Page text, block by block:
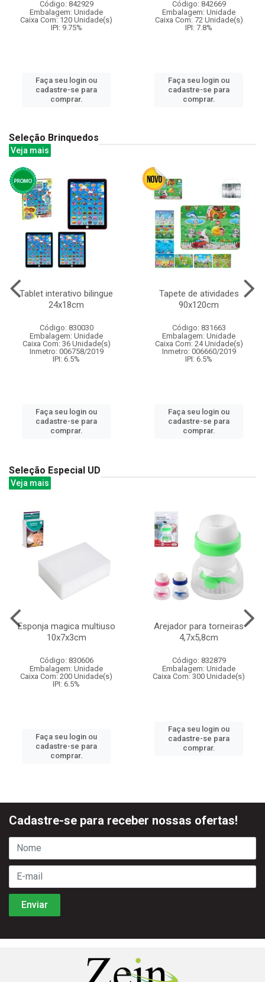
Código: 842929
Embalagem: Unidade
Caixa Com: 120 Unidade(s)
IPI: 9.75%
Faça seu login ou
cadastre-se para
comprar.
Código: 842669
Embalagem: Unidade
Caixa Com: 72 Unidade(s)
IPI: 7.8%
Faça seu login ou
cadastre-se para
comprar.
Seleção Brinquedos
Veja mais
Tablet interativo bilingue
24x18cm
Código: 830030
Embalagem: Unidade
Caixa Com: 36 Unidade(s)
Inmetro: 006758/2019
IPI: 6.5%
Faça seu login ou
cadastre-se para
comprar.
Tapete de atividades
90x120cm
Código: 831663
Embalagem: Unidade
Caixa Com: 24 Unidade(s)
Inmetro: 006660/2019
IPI: 6.5%
Faça seu login ou
cadastre-se para
comprar.
Seleção Especial UD
Veja mais
Esponja magica multiuso
10x7x3cm
Código: 830606
Embalagem: Unidade
Caixa Com: 200 Unidade(s)
IPI: 6.5%
Faça seu login ou
cadastre-se para
comprar.
Arejador para torneiras
4,7x5,8cm
Código: 832879
Embalagem: Unidade
Caixa Com: 300 Unidade(s)
Faça seu login ou
cadastre-se para
comprar.
Cadastre-se para receber nossas ofertas!